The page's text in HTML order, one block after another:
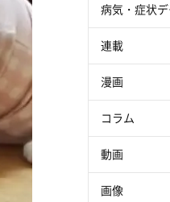
病気・症状
連載
漫画
コラム
動画
画像